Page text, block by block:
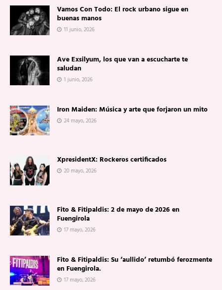
Vamos Con Todo: El rock urbano sigue en
buenas manos
11 junio, 2026
Ave Exsilyum, los que van a escucharte te
saludan
1 junio, 2026
Iron Maiden: Música y arte que forjaron un mito
24 mayo, 2026
XpresidentX: Rockeros certificados
20 mayo, 2026
Fito & Fitipaldis: 2 de mayo de 2026 en
Fuengirola
17 mayo, 2026
Fito & Fitipaldis: Su ‘aullido’ retumbó ferozmente
en Fuengirola.
17 mayo, 2026